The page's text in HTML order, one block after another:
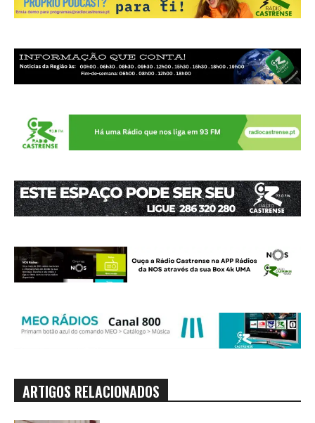
ARTIGOS RELACIONADOS